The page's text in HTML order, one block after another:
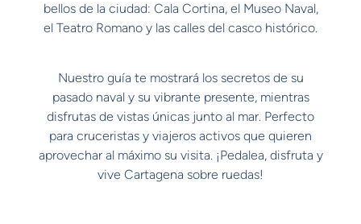
bellos de la ciudad: Cala Cortina, el Museo Naval,
el Teatro Romano y las calles del casco histórico.
Nuestro guía te mostrará los secretos de su
pasado naval y su vibrante presente, mientras
disfrutas de vistas únicas junto al mar. Perfecto
para cruceristas y viajeros activos que quieren
aprovechar al máximo su visita. ¡Pedalea, disfruta y
vive Cartagena sobre ruedas!